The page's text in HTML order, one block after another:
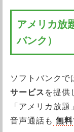
アメリカ放
バンク）
ソフトバンクで
サービス を提供
「アメリカ放
音声通話も 無料